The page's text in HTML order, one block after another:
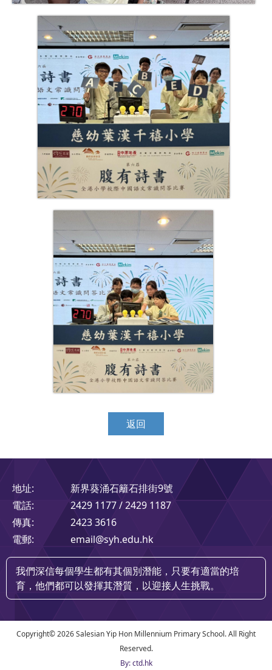
返回
地址:
新界葵涌石籬石排街9號
電話:
2429 1177 / 2429 1187
傳真:
2423 3616
電郵:
email@syh.edu.hk
我們深信每個學生都有其個別潛能，只要有適當的培
育，他們都可以發揮其潛質，以迎接人生挑戰。
Copyright©2026 Salesian Yip Hon Millennium Primary School. All Right
Reserved.
By: ctd.hk